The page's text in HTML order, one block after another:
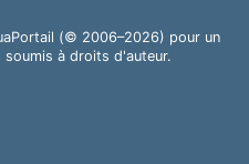
(© 2006–2026) pour un
soumis à droits d'auteur.